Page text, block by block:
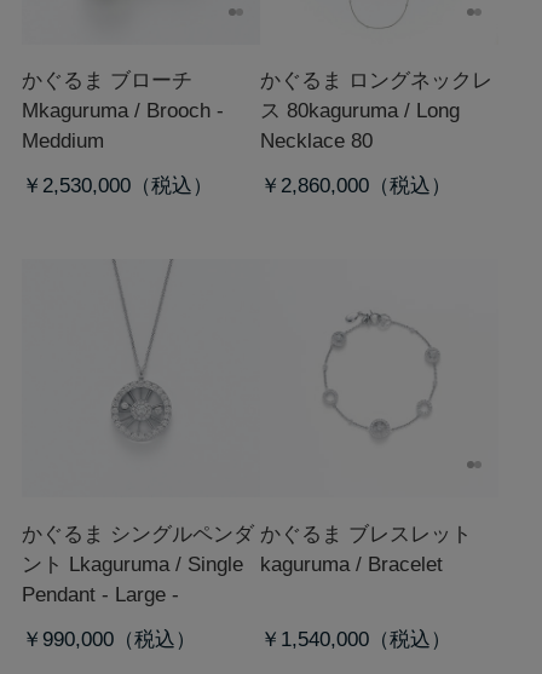
かぐるま ブローチ
M kaguruma / Brooch -
Meddium
￥2,530,000
かぐるま ロングネックレ
ス 80kaguruma / Long
Necklace 80
￥2,860,000
かぐるま シングルペンダ
ント Lkaguruma / Single
Pendant - Large -
￥990,000
かぐるま ブレスレット
kaguruma / Bracelet
￥1,540,000